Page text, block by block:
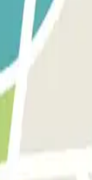
één keer op- en afrijden.
volledige netwerk van